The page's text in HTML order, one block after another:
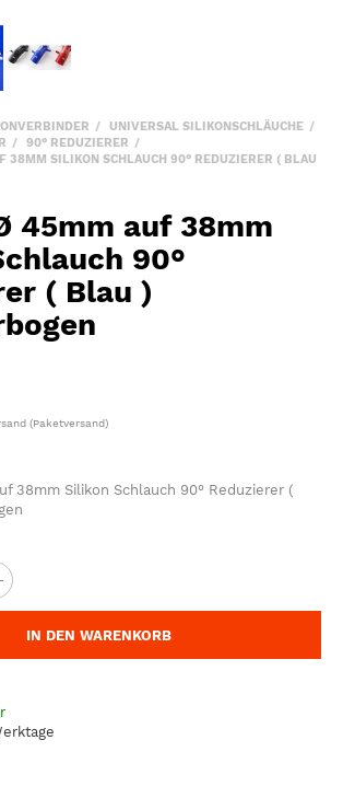
UNIVERSAL SILIKONSCHLÄUCHE
90° REDUZIERER
38MM SILIKON SCHLAUCH 90° REDUZIERER ( BLAU
45mm auf 38mm
90°
( Blau )
(Paketversand)
38mm Silikon Schlauch 90° Reduzierer (
IN DEN WARENKORB